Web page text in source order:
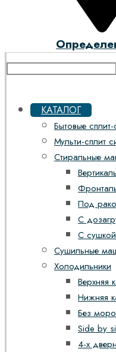
КАТАЛОГ
Бытовые
Мульти-сплит
Стиральные
Под
С
С сушкой
Сушильные
Холодильники
Верхняя
Нижняя
Без
Side by
4-х